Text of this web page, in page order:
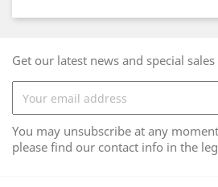
Get our latest news and special sales
You may unsubscribe at any
please find our contact info in the